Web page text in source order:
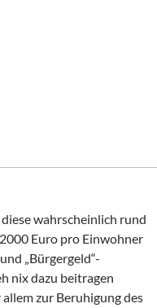
wahrscheinlich rund
Euro pro Einwohner
„Bürgergeld“-
nix dazu beitragen
zur Beruhigung des